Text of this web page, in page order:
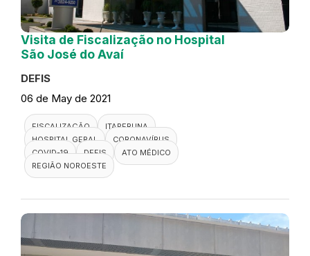
Visita de Fiscalização no Hospital
São José do Avaí
DEFIS
06 de May de 2021
FISCALIZAÇÃO
ITAPERUNA
HOSPITAL GERAL
CORONAVÍRUS
COVID-19
DEFIS
ATO MÉDICO
REGIÃO NOROESTE